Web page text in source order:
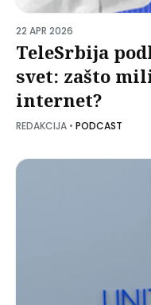
22 APR 2026
TeleSrbija
svet: zašto
internet?
REDAKCIJA • PODCAST